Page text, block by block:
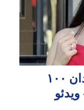
گونئیلی بسته‌کار اونلاردان ۱۰۰